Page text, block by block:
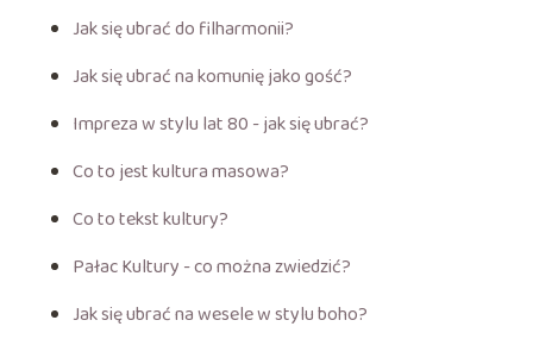
Jak się ubrać do filharmonii?
Jak się ubrać na komunię jako gość?
Impreza w stylu lat 80 - jak się ubrać?
Co to jest kultura masowa?
Co to tekst kultury?
Pałac Kultury - co można zwiedzić?
Jak się ubrać na wesele w stylu boho?